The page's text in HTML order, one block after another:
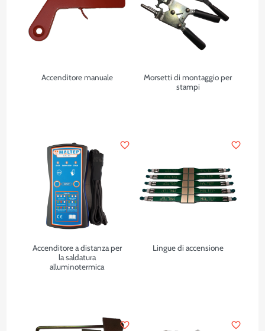
Accenditore manuale
Morsetti di montaggio per
stampi
Accenditore a distanza per
la saldatura
alluminotermica
favorite_border
Lingue di accensione
favorite_border
favorite_border favorite_border